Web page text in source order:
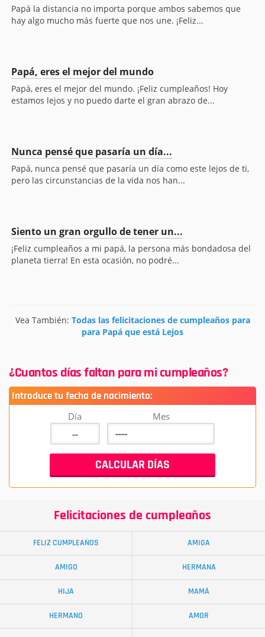
Papá la distancia no importa porque ambos sabemos que
hay algo mucho más fuerte que nos une. ¡Feliz...
Papá, eres el mejor del mundo
Papá, eres el mejor del mundo. ¡Feliz cumpleaños! Hoy
estamos lejos y no puedo darte el gran abrazo de...
Nunca pensé que pasaría un día...
Papá, nunca pensé que pasaría un día como este lejos de ti,
pero las circunstancias de la vida nos han...
Siento un gran orgullo de tener un...
¡Feliz cumpleaños a mi papá, la persona más bondadosa del
planeta tierra! En esta ocasión, no podré...
Vea También: Todas las felicitaciones de cumpleaños para
para Papá que está Lejos
¿Cuantos días faltan para mi cumpleaños?
Introduce tu fecha de nacimiento:
Día Mes
Felicitaciones de cumpleaños
FELIZ CUMPLEAÑOS AMIGA
AMIGO HERMANA
HIJA MAMÁ
HERMANO AMOR